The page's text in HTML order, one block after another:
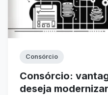
Consórcio
Consórcio:
deseja